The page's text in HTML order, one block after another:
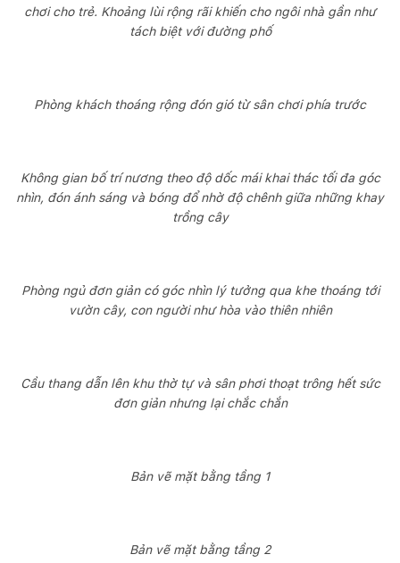
chơi cho trẻ. Khoảng lùi rộng rãi khiến cho ngôi nhà gần như
tách biệt với đường phố
Phòng khách thoáng rộng đón gió từ sân chơi phía trước
Không gian bố trí nương theo độ dốc mái khai thác tối đa góc
nhìn, đón ánh sáng và bóng đổ nhờ độ chênh giữa những khay
trồng cây
Phòng ngủ đơn giản có góc nhìn lý tưởng qua khe thoáng tới
vườn cây, con người như hòa vào thiên nhiên
Cầu thang dẫn lên khu thờ tự và sân phơi thoạt trông hết sức
đơn giản nhưng lại chắc chắn
Bản vẽ mặt bằng tầng 1
Bản vẽ mặt bằng tầng 2